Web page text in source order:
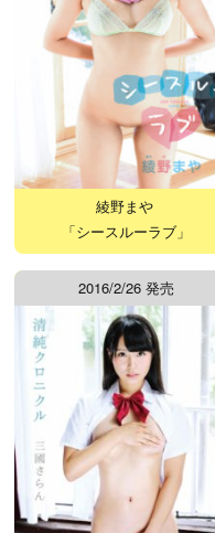
綾野まや
「シースルーラブ」
2016/2/26 発売